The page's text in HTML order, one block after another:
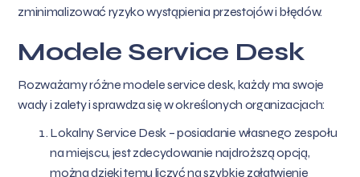
zminimalizować ryzyko wystąpienia przestojów i błędów.
Modele Service Desk
Rozważamy różne modele service desk, każdy ma swoje
wady i zalety i sprawdza się w określonych organizacjach:
Lokalny Service Desk – posiadanie własnego zespołu
na miejscu, jest zdecydowanie najdroższą opcją,
można dzięki temu liczyć na szybkie załatwienie